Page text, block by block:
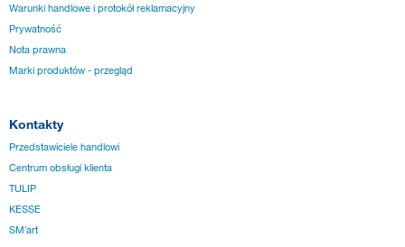
Warunki handlowe i protokół reklamacyjny
Prywatność
Nota prawna
Marki produktów - przegląd
Kontakty
Przedstawiciele handlowi
Centrum obsługi klienta
TULIP
KESSE
SM´art